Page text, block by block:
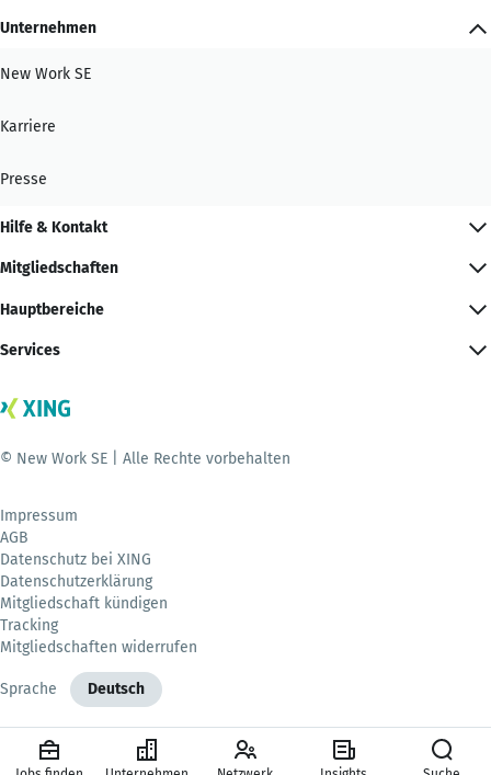
Unternehmen
New Work SE
Karriere
Presse
Hilfe & Kontakt
Mitgliedschaften
Hauptbereiche
Services
© New Work SE | Alle Rechte vorbehalten
Impressum
AGB
Datenschutz bei XING
Datenschutzerklärung
Mitgliedschaft kündigen
Tracking
Mitgliedschaften widerrufen
Sprache Deutsch